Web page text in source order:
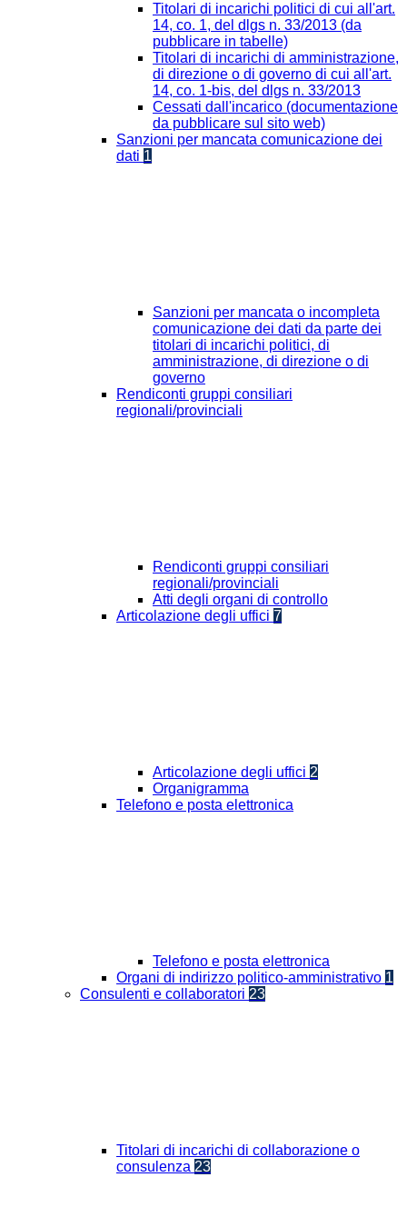
Titolari di incarichi politici di cui all'art.
14, co. 1, del dlgs n. 33/2013 (da
pubblicare in tabelle)
Titolari di incarichi di amministrazione,
di direzione o di governo di cui all'art.
14, co. 1-bis, del dlgs n. 33/2013
Cessati dall'incarico (documentazione
da pubblicare sul sito web)
Sanzioni per mancata comunicazione dei
dati 1
Sanzioni per mancata o incompleta
comunicazione dei dati da parte dei
titolari di incarichi politici, di
amministrazione, di direzione o di
governo
Rendiconti gruppi consiliari
regionali/provinciali
Rendiconti gruppi consiliari
regionali/provinciali
Atti degli organi di controllo
Articolazione degli uffici 7
Articolazione degli uffici 2
Organigramma
Telefono e posta elettronica
Telefono e posta elettronica
Organi di indirizzo politico-amministrativo 1
Consulenti e collaboratori 23
Titolari di incarichi di collaborazione o
consulenza 23